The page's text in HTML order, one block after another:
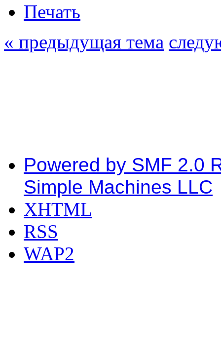
Печать
« предыдущая тема
Powered by SMF 2.0
Simple Machines LLC
XHTML
RSS
WAP2